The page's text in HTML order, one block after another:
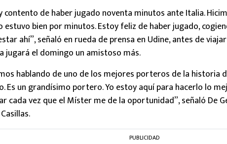
contento de haber jugado noventa minutos ante Italia.
estuvo bien por minutos. Estoy feliz de haber jugado,
ahí”, señaló en rueda de prensa en Udine, antes de
jugará el domingo un amistoso más.
hablando de uno de los mejores porteros de la historia
Es un grandísimo portero. Yo estoy aquí para hacerlo lo
cada vez que el Míster me de la oportunidad”, señaló De
PUBLICIDAD